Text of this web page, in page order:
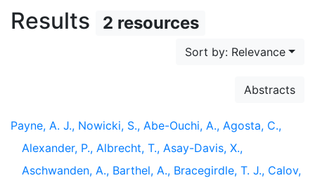
Results 2 resources
Sort by: Relevance
Abstracts
Payne, A. J., Nowicki, S., Abe-Ouchi, A., Agosta, C.,
Alexander, P., Albrecht, T., Asay-Davis, X.,
Aschwanden, A., Barthel, A., Bracegirdle, T. J., Calov,